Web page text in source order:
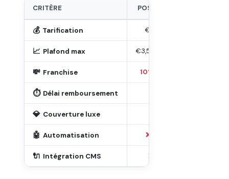
CRITÈRE POSTE ITALIANE
💰 Tarification €5,68 forfait
📈 Plafond max €3,500 - €5,000
💸 Franchise 10% (min €26)
⏱️ Délai remboursement
💎 Couverture luxe
🤖 Automatisation ❌ Manuelle
🔌 Intégration CMS ❌ Aucune